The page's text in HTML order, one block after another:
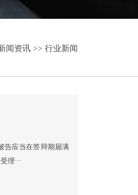
闻资讯 >> 行业新闻
告应当在答辩期届满
理···